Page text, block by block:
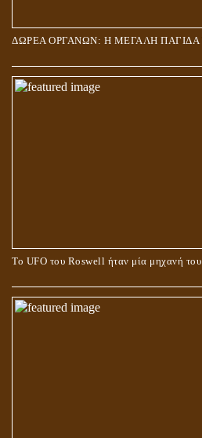
ΔΩΡΕΑ ΟΡΓΑΝΩΝ: Η ΜΕΓΑΛΗ
Το UFO του Roswell ήταν μία μηχανή